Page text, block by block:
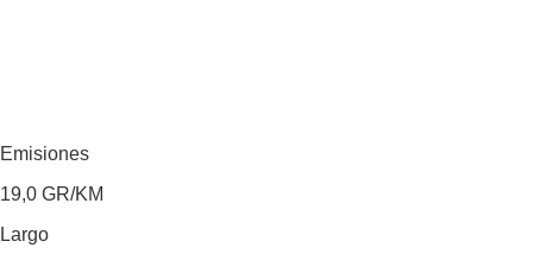
Emisiones
19,0 GR/KM
Largo